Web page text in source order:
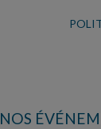
NOS